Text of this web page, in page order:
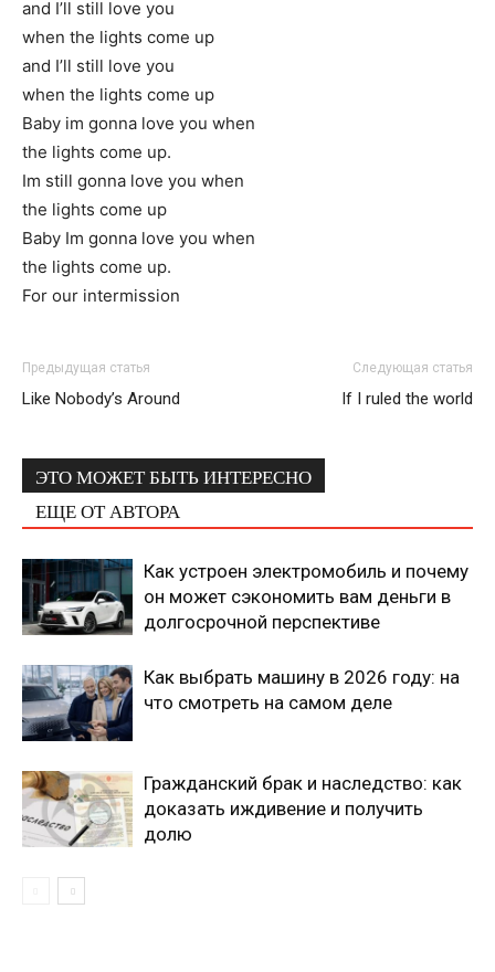
and I’ll still love you
when the lights come up
and I’ll still love you
when the lights come up
Baby im gonna love you when
the lights come up.
Im still gonna love you when
the lights come up
Baby Im gonna love you when
the lights come up.
For our intermission
Предыдущая статья
Like Nobody’s Around
Следующая статья
If I ruled the world
ЭТО МОЖЕТ БЫТЬ ИНТЕРЕСНО
ЕЩЕ ОТ АВТОРА
Как устроен электромобиль и почему
он может сэкономить вам деньги в
долгосрочной перспективе
Как выбрать машину в 2026 году: на
что смотреть на самом деле
Гражданский брак и наследство: как
доказать иждивение и получить
долю